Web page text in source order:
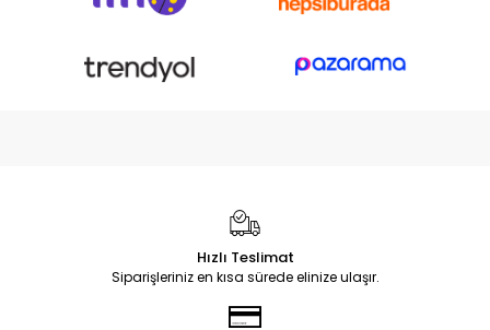
Hızlı Teslimat
Siparişleriniz en kısa sürede elinize ulaşır.